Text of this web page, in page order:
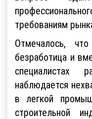
требованиям
Отмечалось,
безработица и
специалистах
наблюдается
в легкой
строительной